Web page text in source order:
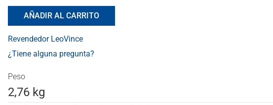
AÑADIR AL CARRITO
Revendedor LeoVince
¿Tiene alguna pregunta?
Peso
2,76 kg